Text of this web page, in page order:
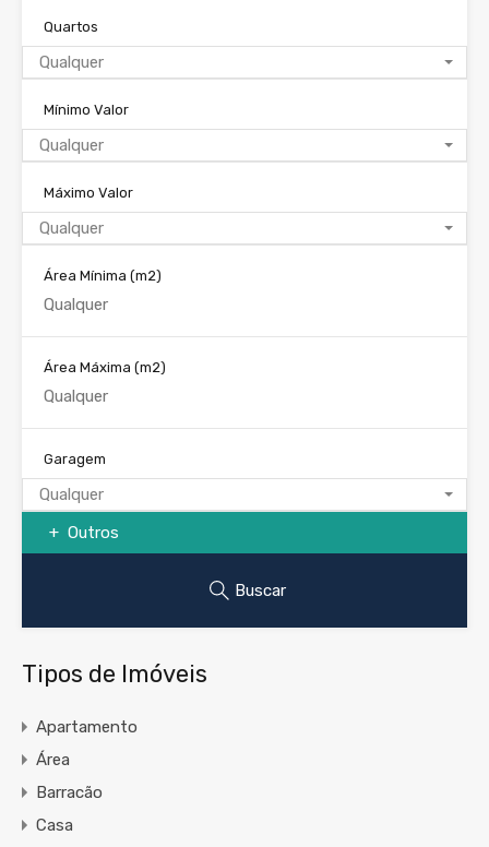
Quartos
Qualquer
Mínimo Valor
Qualquer
Máximo Valor
Qualquer
Área Mínima (m2)
Área Máxima (m2)
Garagem
Qualquer
Outros
Buscar
Tipos de Imóveis
Apartamento
Área
Barracão
Casa